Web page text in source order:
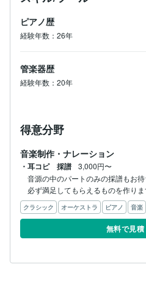
ピアノ歴
経験年数：26年
管楽器歴
経験年数：20年
得意分野
音楽制作・ナレーション
・耳コピ 採譜
3,000円〜
音源の中のパートのみの採譜もお待
必ず満足してもらえるものを作りま
クラシック オーケストラ ピアノ 音楽
無料で見